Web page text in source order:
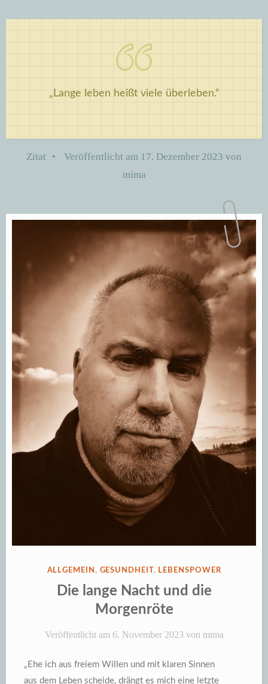
„Lange leben heißt viele überleben.“
Zitat • Veröffentlicht am 17. Dezember 2023 von
mima
VERÖFFENTLICHT
ALLGEMEIN , GESUNDHEIT, LEBENSPOWER
Die lange Nacht und die
Morgenröte
Veröffentlicht am 6. November 2023 von mima
„Ehe ich aus freiem Willen und mit klaren Sinnen
aus dem Leben scheide, drängt es mich eine letzte